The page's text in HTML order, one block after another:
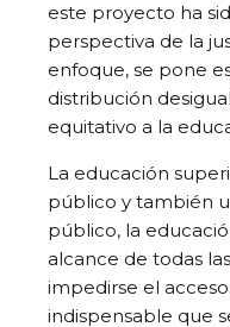
este proyecto ha
perspectiva de la
enfoque, se pone
distribución
equitativo a la
La educación
público y también
público, la
alcance de todas
impedirse el
indispensable que